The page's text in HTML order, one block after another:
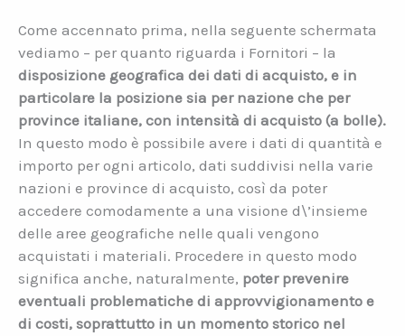
Come accennato prima, nella seguente schermata
vediamo – per quanto riguarda i Fornitori – la
disposizione geografica dei dati di acquisto, e in
particolare la posizione sia per nazione che per
province italiane, con intensità di acquisto (a bolle).
In questo modo è possibile avere i dati di quantità e
importo per ogni articolo, dati suddivisi nella varie
nazioni e province di acquisto, così da poter
accedere comodamente a una visione d\’insieme
delle aree geografiche nelle quali vengono
acquistati i materiali. Procedere in questo modo
significa anche, naturalmente, poter prevenire
eventuali problematiche di approvvigionamento e
di costi, soprattutto in un momento storico nel